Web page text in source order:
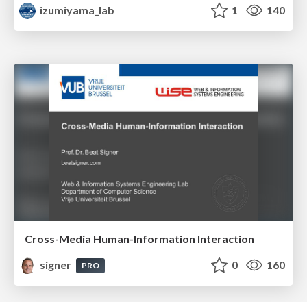
izumiyama_lab
1 140
Cross-Media Human-Information Interaction
signer
PRO 0 160